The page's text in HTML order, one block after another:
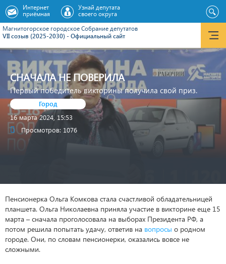
Магнитогорское городское Cобрание депутатов
VII созыв (2025-2030) - Официальный сайт
Интернет
приёмная
Узнай депутата
своего округа
СНАЧАЛА НЕ ПОВЕРИЛА
Первый победитель викторины получила свой приз.
Город
16 марта 2024, 15:53
Просмотров: 1076
Пенсионерка Ольга Комкова стала счастливой обладательницей
планшета. Ольга Николаевна приняла участие в викторине еще 15
марта – сначала проголосовала на выборах Президента РФ, а
потом решила попытать удачу, ответив на вопросы о родном
городе. Они, по словам пенсионерки, оказались вовсе не
сложными.